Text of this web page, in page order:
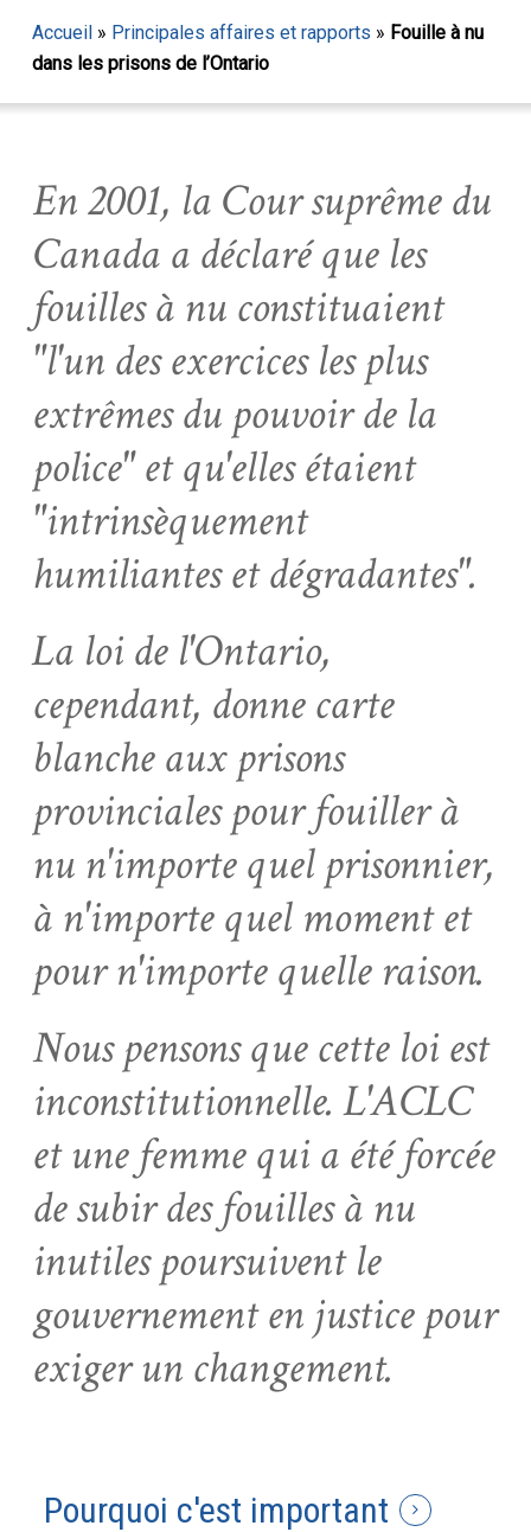
Accueil» Principales affaires et rapports » Fouille à nu
dans les prisons de l’Ontario
En 2001, la Cour suprême du
Canada a déclaré que les
fouilles à nu constituaient
"l'un des exercices les plus
extrêmes du pouvoir de la
police" et qu'elles étaient
"intrinsèquement
humiliantes et dégradantes".
La loi de l'Ontario,
cependant, donne carte
blanche aux prisons
provinciales pour fouiller à
nu n'importe quel prisonnier,
à n'importe quel moment et
pour n'importe quelle raison.
Nous pensons que cette loi est
inconstitutionnelle. L'ACLC
et une femme qui a été forcée
de subir des fouilles à nu
inutiles poursuivent le
gouvernement en justice pour
exiger un changement.
Pourquoi c'est important